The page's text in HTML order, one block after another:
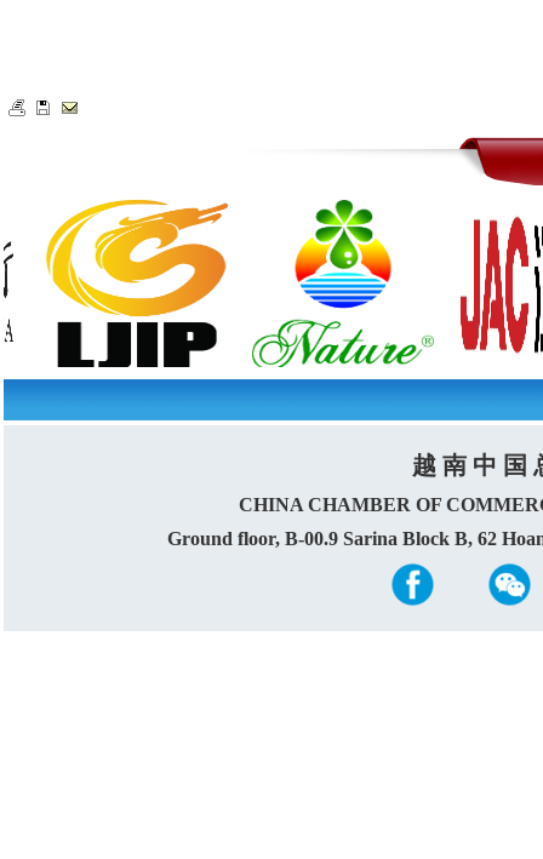
越 南 中 国
CHINA CHAMBER OF
Ground floor, B-00.9 Sarina Block B, 62